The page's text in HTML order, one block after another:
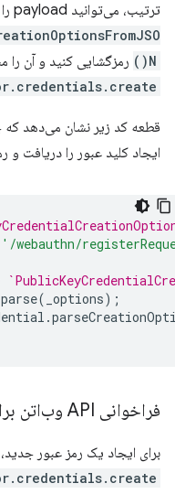
ترتیب، می‌توانید payload را با استفاده از
N()
رمزگشایی کنید و آن را
قطعه کد زیر نشان می‌دهد که
ایجاد کلید عبور را دریافت و
'/webauthn/
parse( _options);
.
فراخوانی API وب‌اتن برای ایجاد کلید عبور
برای ایجاد یک رمز عبور جدید،